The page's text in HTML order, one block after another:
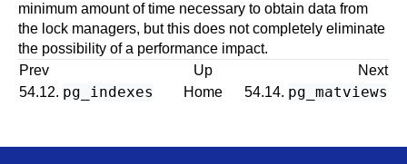
minimum amount of time necessary to obtain data from
the lock managers, but this does not completely eliminate
the possibility of a performance impact.
Prev
Up
Next
54.12. pg_indexes Home 54.14. pg_matviews